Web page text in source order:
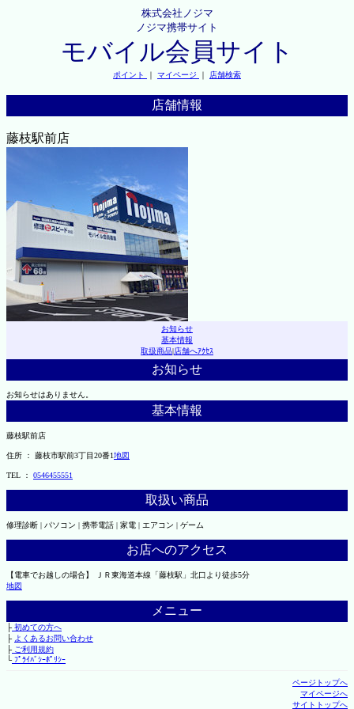
株式会社ノジマ
ノジマ携帯サイト
モバイル会員サイト
ポイント ｜ マイページ ｜ 店舗検索
店舗情報
藤枝駅前店
お知らせ
基本情報
取扱商品|店舗へｱｸｾｽ
お知らせ
お知らせはありません。
基本情報
藤枝駅前店
住所 ： 藤枝市駅前3丁目20番1地図
TEL ： 0546455551
取扱い商品
修理診断 | パソコン | 携帯電話 | 家電 | エアコン | ゲーム
お店へのアクセス
【電車でお越しの場合】 ＪＲ東海道本線「藤枝駅」北口より徒歩5分
地図
メニュー
├初めての方へ
├ よくあるお問い合わせ
├ご利用規約
└ﾌﾟﾗｲﾊﾞｼｰﾎﾟﾘｼｰ
ページトップへ
マイページへ
サイトトップへ